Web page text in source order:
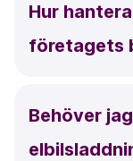
Hur
företagets
Behöver